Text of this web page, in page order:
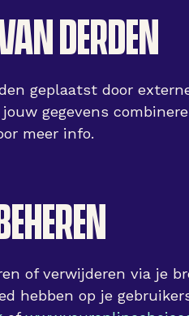
DERDEN
geplaatst door
gegevens
meer info.
of verwijderen via je
hebben op je